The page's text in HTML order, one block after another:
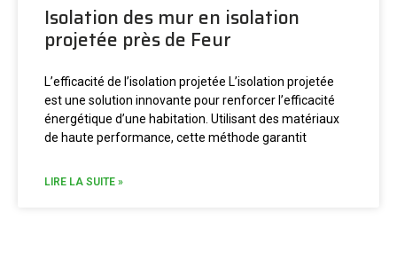
Isolation des mur en isolation
projetée près de Feur
L’efficacité de l’isolation projetée L’isolation projetée
est une solution innovante pour renforcer l’efficacité
énergétique d’une habitation. Utilisant des matériaux
de haute performance, cette méthode garantit
LIRE LA SUITE »